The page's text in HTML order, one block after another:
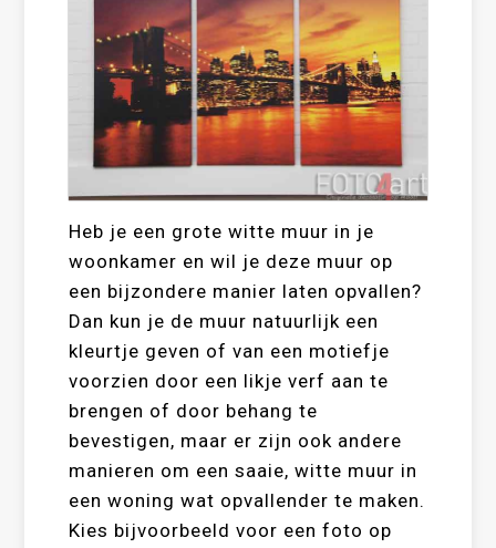
Heb je een grote witte muur in je
woonkamer en wil je deze muur op
een bijzondere manier laten opvallen?
Dan kun je de muur natuurlijk een
kleurtje geven of van een motiefje
voorzien door een likje verf aan te
brengen of door behang te
bevestigen, maar er zijn ook andere
manieren om een saaie, witte muur in
een woning wat opvallender te maken.
Kies bijvoorbeeld voor een foto op